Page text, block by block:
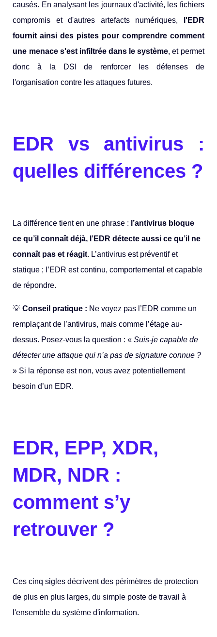
causés. En analysant les journaux d'activité, les fichiers
compromis et d'autres artefacts numériques,
l'EDR
fournit ainsi des pistes pour comprendre comment
une menace s'est infiltrée dans le système, et permet
donc à la DSI de renforcer les défenses de
l'organisation contre les attaques futures.
EDR vs antivirus :
quelles différences ?
La différence tient en une phrase : l’antivirus bloque
ce qu’il connaît déjà, l’EDR détecte aussi ce qu’il ne
connaît pas et réagit. L’antivirus est préventif et
statique ; l’EDR est continu, comportemental et capable
de répondre.
💡 Conseil pratique : Ne voyez pas l’EDR comme un
remplaçant de l’antivirus, mais comme l’étage au-
dessus. Posez-vous la question : «Suis-je capable de
détecter une attaque qui n’a pas de signature connue ?
» Si la réponse est non, vous avez potentiellement
besoin d’un EDR.
EDR, EPP, XDR,
MDR, NDR :
comment s’y
retrouver ?
Ces cinq sigles décrivent des périmètres de protection
de plus en plus larges, du simple poste de travail à
l'ensemble du système d'information.